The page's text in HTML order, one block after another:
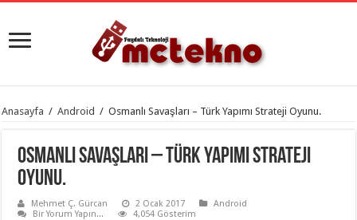
Anasayfa / Android / Osmanlı Savaşları – Türk Yapımı Strateji Oyunu.
Osmanlı Savaşları – Türk Yapımı Strateji
Oyunu.
Mehmet Ç. Gürcan 2 Ocak 2017
Android
Bir Yorum Yapın...
4,054 Gösterim